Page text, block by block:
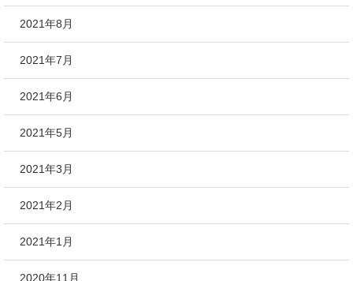
2021年8月
2021年7月
2021年6月
2021年5月
2021年3月
2021年2月
2021年1月
2020年11月